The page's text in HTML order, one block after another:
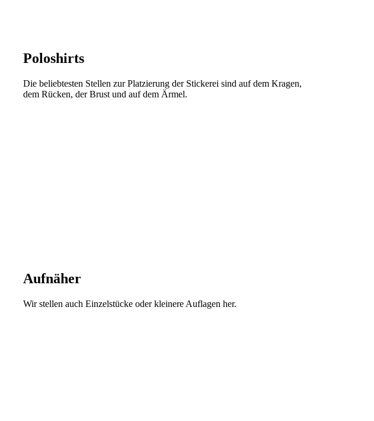
Poloshirts
Die beliebtesten Stellen zur Platzierung der Stickerei sind auf dem Kragen,
dem Rücken, der Brust und auf dem Ärmel.
Aufnäher
Wir stellen auch Einzelstücke oder kleinere Auflagen her.